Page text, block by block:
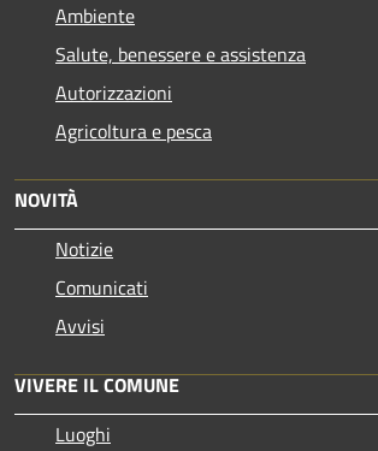
Ambiente
Salute, benessere e assistenza
Autorizzazioni
Agricoltura e pesca
NOVITÀ
Notizie
Comunicati
Avvisi
VIVERE IL COMUNE
Luoghi